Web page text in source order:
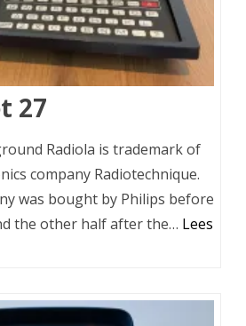
27
Radiola is trademark of
company Radiotechnique.
was bought by Philips before
the other half after the… Lees